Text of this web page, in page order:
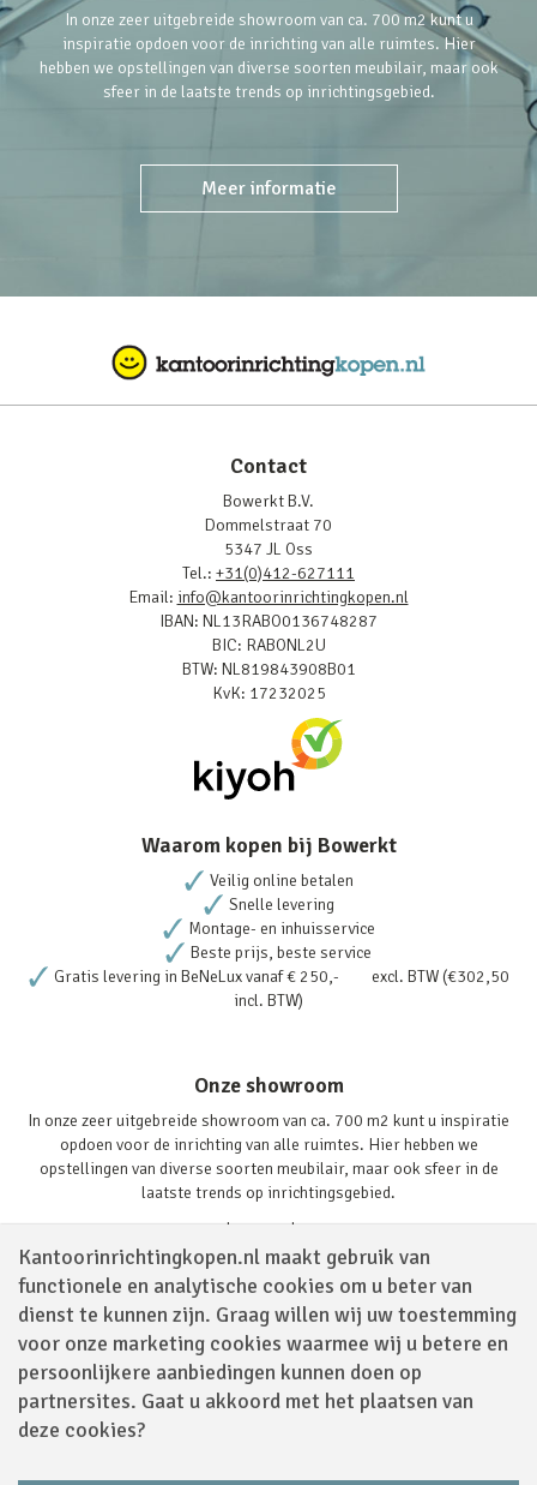
Kantoorinrichtingkopen.nl maakt gebruik van
functionele en analytische cookies om u beter van
dienst te kunnen zijn. Graag willen wij uw toestemming
voor onze marketing cookies waarmee wij u betere en
persoonlijkere aanbiedingen kunnen doen op
partnersites. Gaat u akkoord met het plaatsen van
deze cookies?
In onze zeer uitgebreide showroom van ca. 700 m2 kunt u
inspiratie opdoen voor de inrichting van alle ruimtes. Hier
hebben we opstellingen van diverse soorten meubilair, maar ook
sfeer in de laatste trends op inrichtingsgebied.
Meer informatie
Contact
Bowerkt B.V.
Dommelstraat 70
5347 JL Oss
Tel.: +31(0)412-627111
Email: info@kantoorinrichtingkopen.nl
IBAN: NL13RABO0136748287
BIC: RABONL2U
BTW: NL819843908B01
KvK: 17232025
Waarom kopen bij Bowerkt
Veilig online betalen
Snelle levering
Montage- en inhuisservice
Beste prijs, beste service
Gratis levering in BeNeLux vanaf € 250,- excl. BTW (€302,50
incl. BTW)
Onze showroom
In onze zeer uitgebreide showroom van ca. 700 m2 kunt u inspiratie
opdoen voor de inrichting van alle ruimtes. Hier hebben we
opstellingen van diverse soorten meubilair, maar ook sfeer in de
laatste trends op inrichtingsgebied.
Lees verder